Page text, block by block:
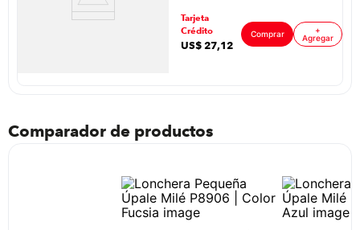
Tarjeta
Crédito
US$ 27,12
Comprar
+
Agregar
Comparador de productos